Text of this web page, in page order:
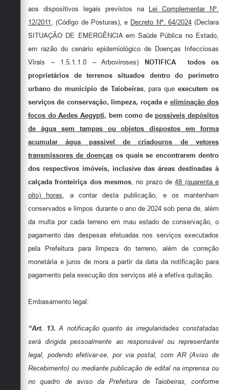
aos dispositivos legais previstos na
Lei Complementar Nº.
12/2011
, (Código de Posturas), e Decreto Nº. 64/2024(Declara
SITUAÇÃO DE EMERGÊNCIA em Saúde Pública no Estado,
em razão do cenário epidemiológico de Doenças Infecciosas
Virais – 1.5.1.1.0 – Arboviroses)
NOTIFICA
todos os
proprietários de terrenos situados dentro do perímetro
urbano do município de Taiobeiras, para queexecutem os
serviços de conservação, limpeza, roçada e eliminação dos
focos do Aedes Aegypti, bem como depossíveis depósitos
de água sem tampas ou objetos dispostos em forma
acumular água passível de criadouros de vetores
transmissores de doençasos quais se encontrarem dentro
dos respectivos imóveis, inclusive das áreas destinadas à
calçada fronteiriça dos mesmos , no prazo de48 (quarenta e
oito) horas , a contar desta publicação, e os mantenham
conservados e limpos durante o ano de 2024 sob pena de, além
da multa por cada terreno em mau estado de conservação, o
pagamento das despesas efetuadas nos serviços executados
pela Prefeitura para limpeza do terreno, além de correção
monetária e juros de mora a partir da data da notificação para
pagamento pela execução dos serviços até a efetiva quitação.
Embasamento legal:
“Art. 13.A notificação quanto às irregularidades constatadas
será dirigida pessoalmente ao responsável ou representante
legal, podendo efetivar-se, por via postal, com AR (Aviso de
Recebimento) ou mediante publicação de edital na imprensa ou
no quadro de aviso da Prefeitura de Taiobeiras, conforme